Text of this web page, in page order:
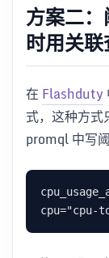
方案二
时用关
在 Flashduty
式，这种方式
promql 中写